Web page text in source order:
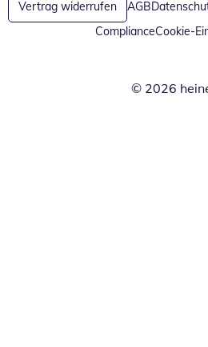
Vertrag widerrufen AGB
ComplianceCookie-
© 2026